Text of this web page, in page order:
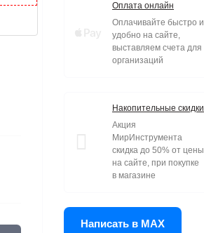
Оплата онлайн
Оплачивайте быстро и
удобно на сайте,
выставляем счета для
организаций
Накопительные скидки
Акция
МирИнструмента
скидка до 50% от цены
на сайте, при покупке
в магазине
Написать в MAX